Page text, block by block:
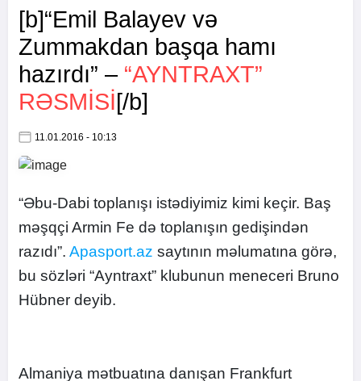
[b]“Emil Balayev və
Zummakdan başqa hamı
hazırdı” –“AYNTRAXT”
RƏSMISI[/b]
11.01.2016 - 10:13
“Əbu-Dabi toplanışı istədiyimiz kimi keçir. Baş
məşqçi Armin Fe də toplanışın gedişindən
razıdı”. Apasport.az saytının məlumatına görə,
bu sözləri “Ayntraxt” klubunun meneceri Bruno
Hübner deyib.
Almaniya mətbuatına danışan Frankfurt